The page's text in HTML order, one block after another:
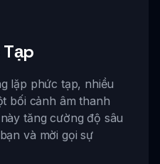
lặp phức tạp, nhiều
bối cảnh âm thanh
tăng cường độ sâu
và mời gọi sự